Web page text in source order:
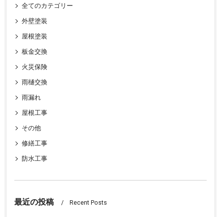
全てのカテゴリー
外壁塗装
屋根塗装
板金交換
火災保険
雨樋交換
雨漏れ
屋根工事
その他
修繕工事
防水工事
最近の投稿 Recent Posts